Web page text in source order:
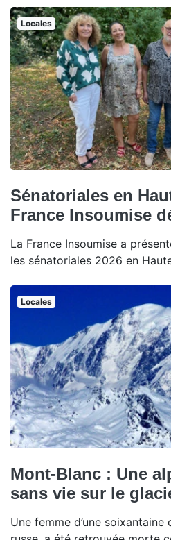
Locales
Sénatoriales en
France Insoumise
La France Insoumise a
les sénatoriales 2026 en
Locales
Mont-Blanc : Une
sans vie sur le
Une femme d’une soixantaine